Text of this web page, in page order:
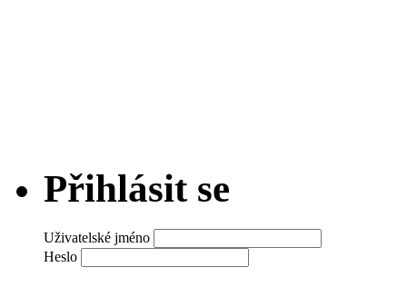
Přihlásit se
Uživatelské jméno
Heslo